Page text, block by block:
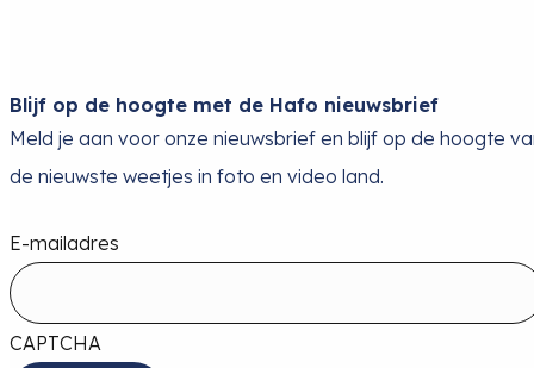
Blijf op de hoogte met de Hafo nieuwsbrief
Meld je aan voor onze nieuwsbrief en blijf op de hoogte
de nieuwste weetjes in foto en video land.
E-mailadres
CAPTCHA